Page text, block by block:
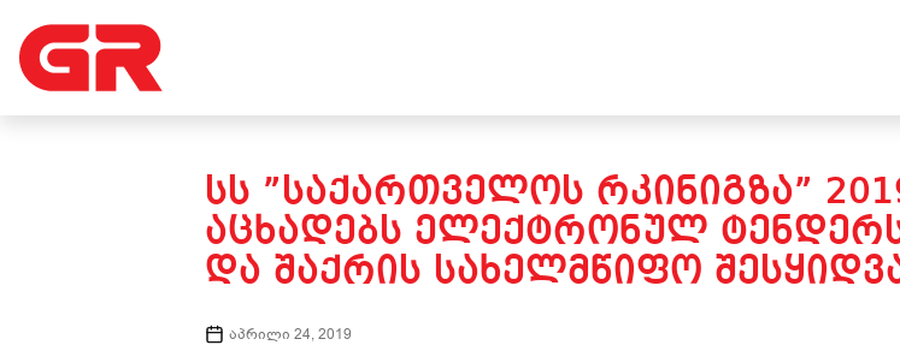
ᲡᲡ ”ᲡᲐᲥᲐᲠᲗᲕᲔᲚᲝᲡ ᲠᲙᲘᲜᲘᲒᲖᲐ”
ᲐᲪᲮᲐᲓᲔᲑᲡ ᲔᲚᲔᲥᲢᲠᲝᲜᲣᲚ ᲢᲔᲜᲓᲔᲠᲡ
ᲓᲐ ᲨᲐᲥᲠᲘᲡ ᲡᲐᲮᲔᲚᲛᲬᲘᲤᲝ
აპრილი 24, 2019